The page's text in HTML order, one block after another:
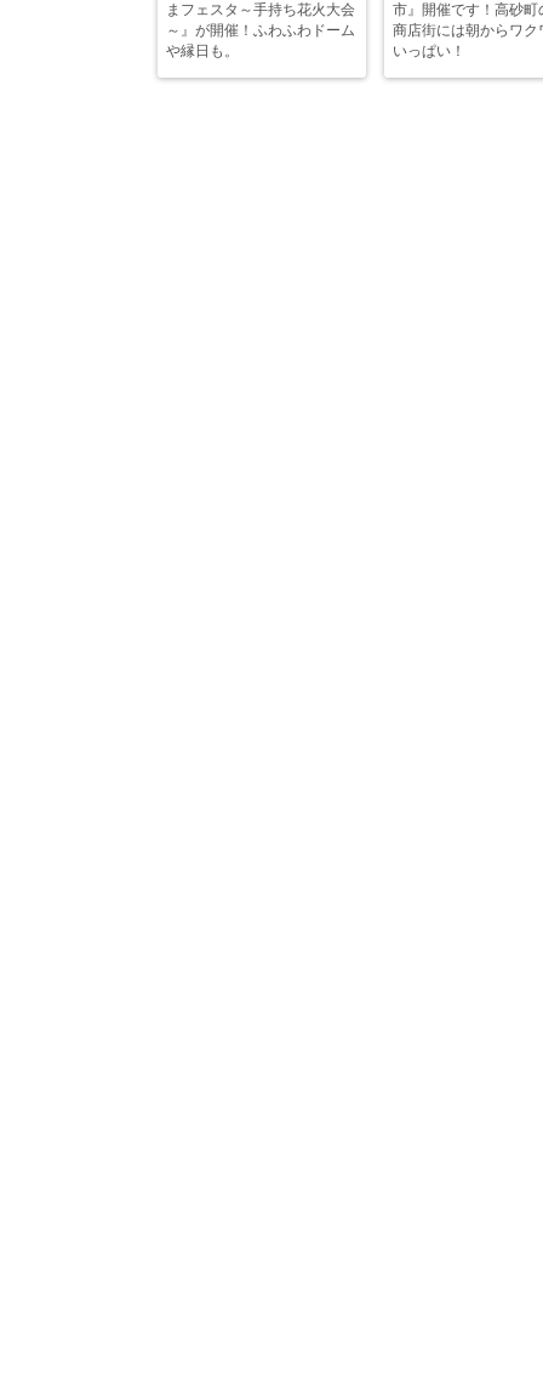
まフェスタ～手持ち花火大会
～』が開催！ふわふわドーム
や縁日も。
市』開催です！高砂町
商店街には朝からワク
いっぱい！